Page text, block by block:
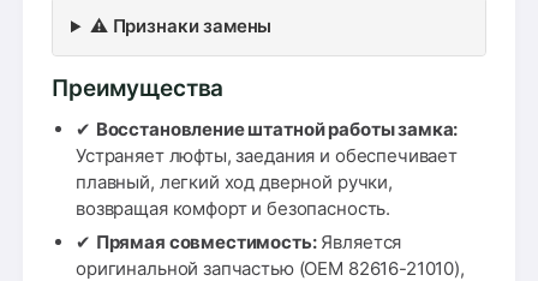
⚠️ Признаки замены
Преимущества
✔ Восстановление штатной работы замка:
Устраняет люфты, заедания и обеспечивает
плавный, легкий ход дверной ручки,
возвращая комфорт и безопасность.
✔ Прямая совместимость:Является
оригинальной запчастью (OEM 82616-21010),